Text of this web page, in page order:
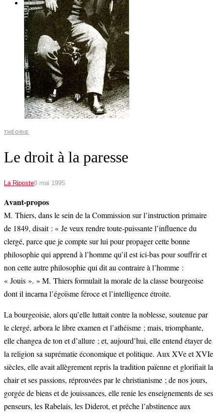
MULTIMÉDIAS
THÉORIE
Le droit à la paresse
La Riposte8 mai 1995
Avant-propos
M. Thiers, dans le sein de la Commission sur l’instruction primaire
de 1849, disait : « Je veux rendre toute-puissante l’influence du
clergé, parce que je compte sur lui pour propager cette bonne
philosophie qui apprend à l’homme qu’il est ici-bas pour souffrir et
non cette autre philosophie qui dit au contraire à l’homme :
« Jouis ». » M. Thiers formulait la morale de la classe bourgeoise
dont il incarna l’égoïsme féroce et l’intelligence étroite.
La bourgeoisie, alors qu’elle luttait contre la noblesse, soutenue par
le clergé, arbora le libre examen et l’athéisme ; mais, triomphante,
elle changea de ton et d’allure ; et, aujourd’hui, elle entend étayer de
la religion sa suprématie économique et politique. Aux XVe et XVIe
siècles, elle avait allègrement repris la tradition païenne et glorifiait la
chair et ses passions, réprouvées par le christianisme ; de nos jours,
gorgée de biens et de jouissances, elle renie les enseignements de ses
penseurs, les Rabelais, les Diderot, et prêche l’abstinence aux